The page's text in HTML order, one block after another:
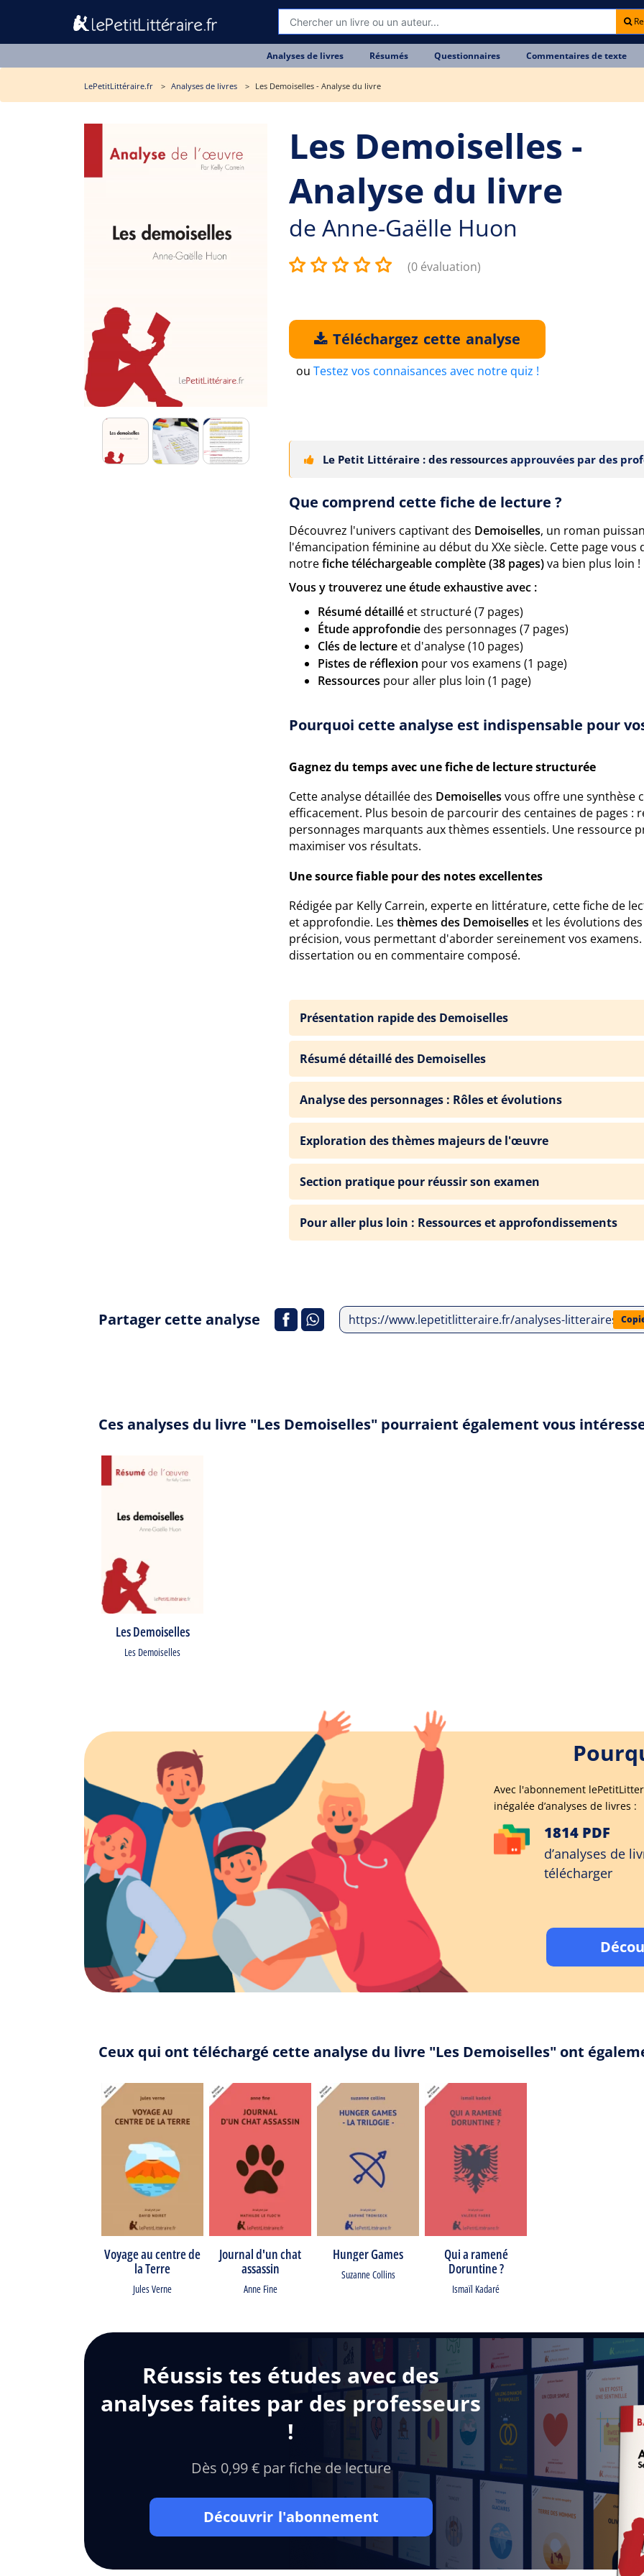
Analyses de livres Résumés Questionnaires Commentaires de texte
LePetitLittéraire.fr Analyses de livres Les Demoiselles - Analyse du livre
Les Demoiselles -
Analyse du livre
de Anne-Gaëlle Huon
(0 évaluation)
Téléchargez cette analyse
ou Testez vos connaisances avec notre quiz !
Le Petit Littéraire : des ressources approuvées par des
Que comprend cette fiche de lecture ?
Découvrez l'univers captivant des Demoiselles, un roman
l'émancipation féminine au début du XXe siècle. Cette page
notrefiche téléchargeable complète (38 pages)va bien plus loin !
Vous y trouverez une étude exhaustive avec :
Résumé détaillé et structuré (7 pages)
Étude approfondiedes personnages (7 pages)
Clés de lecture et d'analyse (10 pages)
Pistes de réflexion pour vos examens (1 page)
Ressources pour aller plus loin (1 page)
Pourquoi cette analyse est indispensable pour
Gagnez du temps avec une fiche de lecture structurée
Cette analyse détaillée des Demoiselles vous offre une synthèse
efficacement. Plus besoin de parcourir des centaines de pages :
personnages marquants aux thèmes essentiels. Une ressource
maximiser vos résultats.
Une source fiable pour des notes excellentes
Rédigée par Kelly Carrein, experte en littérature, cette fiche de
et approfondie. Les thèmes des Demoiselles et les évolutions
précision, vous permettant d'aborder sereinement vos
dissertation ou en commentaire composé.
Présentation rapide des Demoiselles
Résumé détaillé des Demoiselles
Analyse des personnages : Rôles et évolutions
Exploration des thèmes majeurs de l'œuvre
Section pratique pour réussir son examen
Pour aller plus loin : Ressources et approfondissements
Partager cette analyse https://www.lepetitlitteraire.fr/analyses-litteraires/
Ces analyses du livre "Les Demoiselles" pourraient également vous
Les Demoiselles
Les Demoiselles
Avec l'abonnement
inégalée d’analyses de livres :
1814 PDF
d’analyses de
télécharger
Ceux qui ont téléchargé cette analyse du livre "Les Demoiselles" ont
Voyage au centre de
la Terre
Jules Verne
Journal d'un chat
assassin
Anne Fine
Hunger Games
Suzanne Collins
Qui a ramené
Doruntine ?
Ismaïl Kadaré
Réussis tes études avec des
analyses faites par des professeurs
!
Dès 0,99 € par fiche de lecture
Découvrir l'abonnement